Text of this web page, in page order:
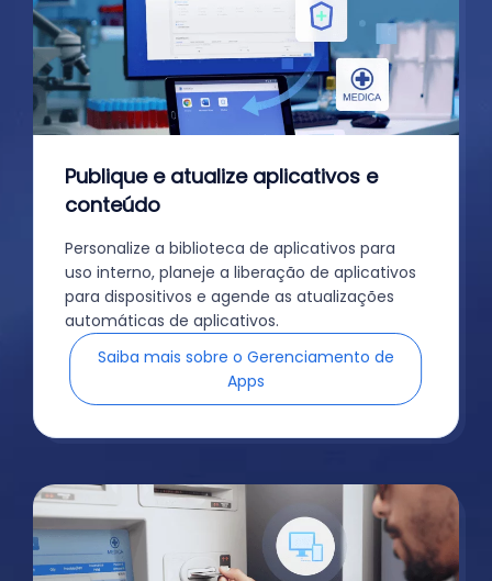
Publique e atualize aplicativos e
conteúdo
Personalize a biblioteca de aplicativos para
uso interno, planeje a liberação de aplicativos
para dispositivos e agende as atualizações
automáticas de aplicativos.
Saiba mais sobre o Gerenciamento de
Apps